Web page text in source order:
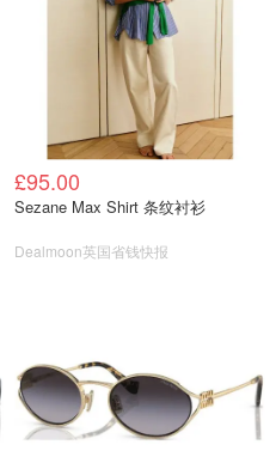
£95.00
Sezane Max Shirt 条纹衬衫
Dealmoon英国省钱快报